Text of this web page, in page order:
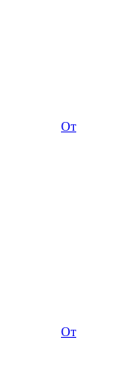
От
От